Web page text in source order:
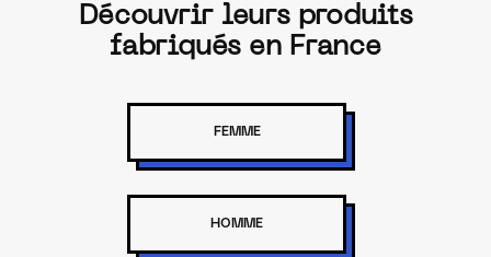
Découvrir leurs produits
fabriqués en France
FEMME
HOMME